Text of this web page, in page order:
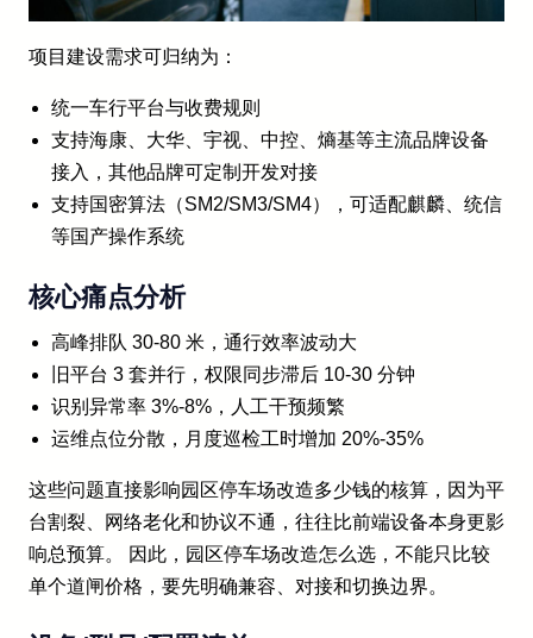
项目建设需求可归纳为：
统一车行平台与收费规则
支持海康、大华、宇视、中控、熵基等主流品牌设备
接入，其他品牌可定制开发对接
支持国密算法（SM2/SM3/SM4），可适配麒麟、统信
等国产操作系统
核心痛点分析
高峰排队 30-80 米，通行效率波动大
旧平台 3 套并行，权限同步滞后 10-30 分钟
识别异常率 3%-8%，人工干预频繁
运维点位分散，月度巡检工时增加 20%-35%
这些问题直接影响园区停车场改造多少钱的核算，因为平
台割裂、网络老化和协议不通，往往比前端设备本身更影
响总预算。 因此，园区停车场改造怎么选，不能只比较
单个道闸价格，要先明确兼容、对接和切换边界。